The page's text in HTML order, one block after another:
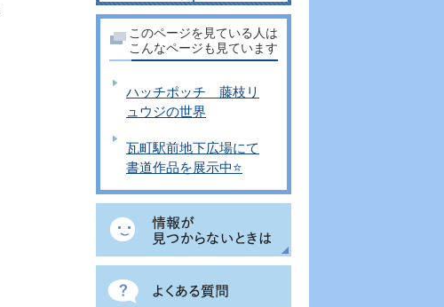
このページを見ている人は
こんなページも見ています
ハッチポッチ 藤枝リ
ュウジの世界
瓦町駅前地下広場にて
書道作品を展示中⭐